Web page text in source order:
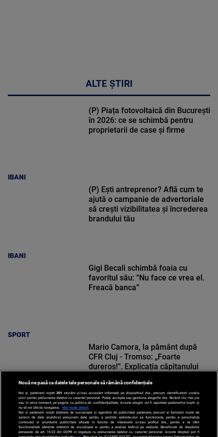
ALTE ȘTIRI
IBANI
(P) Piața fotovoltaică din București
în 2026: ce se schimbă pentru
proprietarii de case și firme
IBANI
(P) Ești antreprenor? Află cum te
ajută o campanie de advertoriale
să crești vizibilitatea și încrederea
brandului tău
SPORT
Gigi Becali schimbă foaia cu
favoritul său: ”Nu face ce vrea el.
Freacă banca”
SPORT
Mario Camora, la pământ după
CFR Cluj - Tromso: „Foarte
dureros!”. Explicația căpitanului
Nouă ne pasă ca datele tale personale să rămână confidențiale
Noi și partenerii noștri 201 stocăm și/sau accesăm informații pe dispozitivul dvs., precum identificatorii cookie
unici pentru prelucrarea datelor cu caracter personal. Puteți accepta sau gestiona alegerile dvs. făcând clic mai jos
sau în orice moment, pe pagina cu politica de confidențialitate. Aceste alegeri vor fi raportate partenerilor noștri și
nu vă vor afecta navigarea.
Mai multe detalii
Noi si partenerii nostri (retelele de socializare si agentiile de publicitate partenere, precum si furnizorii nostri de
servicii de date analitice) prelucram date pentru a permite website-ului sa functioneze, pentru a personaliza
continutul si anunturile publicitare afisate in functie de interesele si/sau profilul dvs., pentru a va oferi
functionalitati aferente retelelor de socializare si pentru a analiza traficul pe website. Beneficiati de drepturile
prevazute de art. 15-22 din GDPR in legatura cu prelucrarea datelor cu caracter personal. Aceste drepturi pot fi